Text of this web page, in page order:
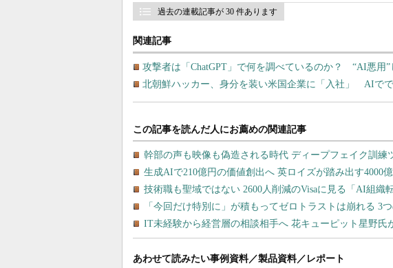
過去の連載記事が 30 件あります
関連記事
攻撃者は「ChatGPT」で何を調べているのか？ “AI悪用
北朝鮮ハッカー、身分を装い米国企業に「入社」 AIで
あわせて読みたい事例資料／製品資料／レポート